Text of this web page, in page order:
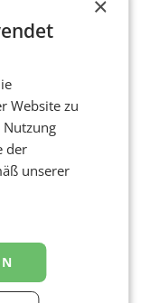
kg),
Rahm
unterstreicht die
ist Österreich
Produktion bei
EU.
oft
viele
wurden
×
Website zu
der
unserer